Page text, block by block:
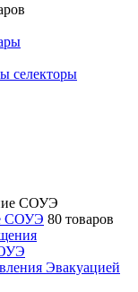
селекторы
СОУЭ 80 товаров
Эвакуацией